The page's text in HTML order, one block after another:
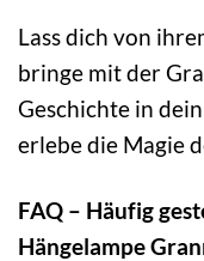
Lass dich von
bringe mit der
Geschichte in
erlebe die Magie
FAQ – Häufig
Hängelampe